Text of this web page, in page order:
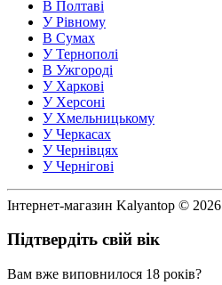
В Полтаві
У Рівному
В Сумах
У Тернополі
В Ужгороді
У Харкові
У Херсоні
У Хмельницькому
У Черкасах
У Чернівцях
У Чернігові
Інтернет-магазин Kalyantop © 2026
Підтвердіть свій вік
Вам вже виповнилося 18 років?